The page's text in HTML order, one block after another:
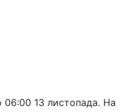
13 листопада. На